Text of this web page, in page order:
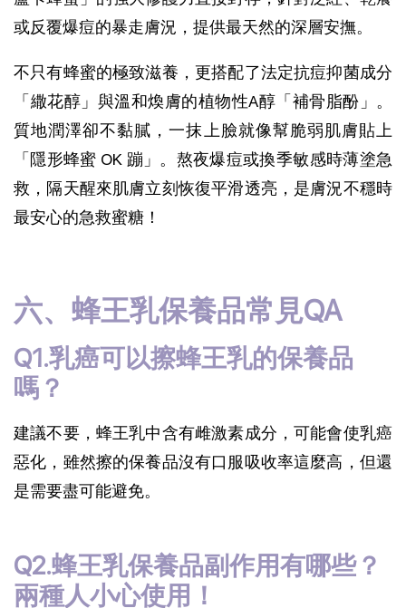
或反覆爆痘的暴走膚況，提供最天然的深層安撫。
不只有蜂蜜的極致滋養，更搭配了法定抗痘抑菌成分
「繖花醇」與溫和煥膚的植物性A醇「補骨脂酚」。
質地潤澤卻不黏膩，一抹上臉就像幫脆弱肌膚貼上
「隱形蜂蜜 OK 蹦」。熬夜爆痘或換季敏感時薄塗急
救，隔天醒來肌膚立刻恢復平滑透亮，是膚況不穩時
最安心的急救蜜糖！
六、蜂王乳保養品常見QA
Q1.乳癌可以擦蜂王乳的保養品
嗎？
建議不要，蜂王乳中含有雌激素成分，可能會使乳癌
惡化，雖然擦的保養品沒有口服吸收率這麼高，但還
是需要盡可能避免。
Q2.蜂王乳保養品副作用有哪些？
兩種人小心使用！